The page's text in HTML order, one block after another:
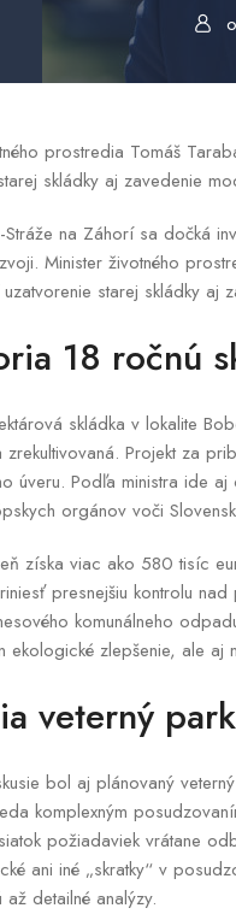
prostredia Tomáš
skládky aj zavedenie
Stráže na Záhorí sa dočká
Minister životného
starej skládky aj
18 ročnú
skládka v lokalite
zrekultivovaná. Projekt za
úveru. Podľa ministra ide
orgánov voči
získa viac ako 580 tisíc
presnejšiu kontrolu
komunálneho
ekologické zlepšenie, ale
veterný park
bol aj plánovaný
komplexným
požiadaviek vrátane
ani iné „skratky“ v
detailné analýzy.